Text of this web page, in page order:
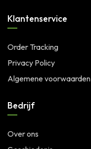
Klantenservice
Order Tracking
Privacy Policy
Algemene voorwaarden
Bedrijf
Over ons